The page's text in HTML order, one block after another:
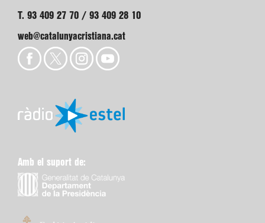
T. 93 409 27 70 / 93 409 28 10
web@catalunyacristiana.cat
Amb el suport de: